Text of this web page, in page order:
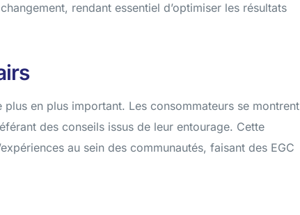
rendant essentiel d’optimiser les résultats
en plus important. Les consommateurs se montrent
des conseils issus de leur entourage. Cette
au sein des communautés, faisant des EGC